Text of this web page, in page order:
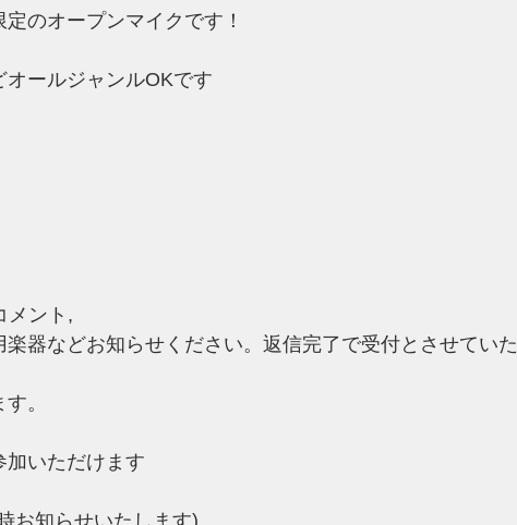
のオープンマイクです！
ールジャンルOKです
メント,
器などお知らせください。返信完了で受付とさせていた
。
加いただけます